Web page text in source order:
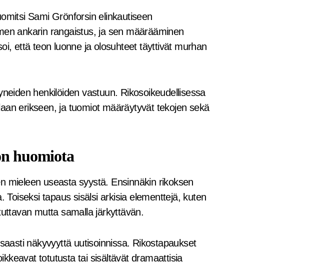
Sami Grönforsin elinkautiseen
ankarin rangaistus, ja sen määrääminen
että teon luonne ja olosuhteet täyttivät murhan
henkilöiden vastuun. Rikosoikeudellisessa
erikseen, ja tuomiot määräytyvät tekojen sekä
huomiota
mieleen useasta syystä. Ensinnäkin rikoksen
Toiseksi tapaus sisälsi arkisia elementtejä, kuten
mutta samalla järkyttävän.
näkyvyyttä uutisoinnissa. Rikostapaukset
totutusta tai sisältävät dramaattisia